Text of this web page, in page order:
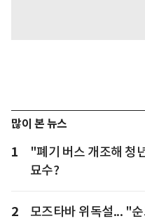
많이 본 뉴스
1
"폐기 버스 개조해 청
묘수?
2 모즈타바 위독설... "